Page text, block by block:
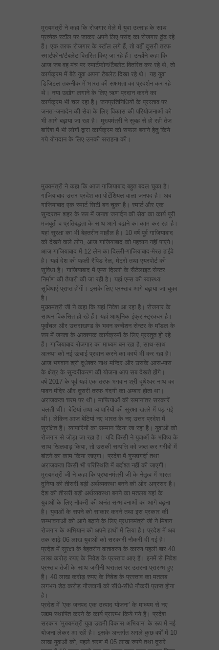
मुख्यमंत्री ने कहा कि रोजगार मेले में युवा उत्साह के साथ
प्रत्येक स्टॉल पर जाकर अपने लिए पसंद का रोजगार ढूंढ रहे
हैं। एक तरफ रोजगार के स्टॉल लगे हैं, तो वहीं दूसरी तरफ
स्मार्टफोन/टैबलेट वितरित किए जा रहे हैं। उन्होंने कहा कि
आज जब वह मंच पर स्मार्टफोन/टैबलेट वितरित कर रहे थे, तो
कार्यक्रम में बैठे युवा अपना टैबलेट दिखा रहे थे। यह युवा
डिजिटल तकनीक में भारत की सक्षमता का प्रदर्शन कर रहे
थे। नया उद्योग लगाने के लिए ऋण प्रदान करने का
कार्यक्रम भी चल रहा है। जनप्रतिनिधियों के प्रस्ताव पर
जनता-जनार्दन की सेवा के लिए विकास की परियोजनाओं को
भी आगे बढ़ाया जा रहा है। मुख्यमंत्री ने सुबह से हो रही तेज
बारिश में भी लोगों द्वारा कार्यक्रम को सफल बनाने हेतु किये
गये योगदान के लिए उनकी सराहना की।
मुख्यमंत्री ने कहा कि आज गाजियाबाद बहुत बदल चुका है।
गाजियाबाद उत्तर प्रदेश का पोटेंशियल वाला जनपद है। अब
गाजियाबाद एक स्मार्ट सिटी बन चुका है। स्मार्ट और एक
सुन्दरतम शहर के रूप में जनता जनार्दन की सेवा का कार्य पूरी
मजबूती व प्रतिबद्धता के साथ आगे बढा़ने का काम कर रहा है।
यहां सुरक्षा का भी बेहतरीन माहौल है। 10 वर्ष पूर्व गाजियाबाद
को देखने वाले लोग, आज गाजियाबाद को पहचान नहीं पाएंगे।
आज गाजियाबाद में 12 लेन का दिल्ली-गाजियाबाद-मेरठ हाईवे
है। यहां देश की पहली रैपिड रेल, मेट्रो तथा एयरपोर्ट की
सुविधा है। गाजियाबाद में एम्स दिल्ली के सैटेलाइट सेन्टर
निर्माण की तैयारी की जा रही है। यहां एम्स की स्वास्थ्य
सुविधाएं प्राप्त होंगी। इसके लिए प्रस्ताव आगे बढ़ाया जा चुका
है।
मुख्यमंत्री जी ने कहा कि यहां निवेश आ रहा है। रोजगार के
साधन विकसित हो रहे हैं। यहां आधुनिक इंफ्रास्ट्रक्चर है।
पूर्वांचल और उत्तराखण्ड के भवन कन्वेंशन सेन्टर के मॉडल के
रूप में जनता के आवश्यक कार्यक्रमों के लिए प्रस्तुत हो रहे
हैं। गाजियाबाद रोजगार का माध्यम बन रहा है, साथ-साथ
आस्था को नई ऊंचाई प्रदान करने का कार्य भी कर रहा है।
आज भगवान श्री दूधेश्वर नाथ मन्दिर और उसके आस-पास
के क्षेत्र के सुन्दरीकरण की योजना आप सब देखते होंगे।
वर्ष 2017 के पूर्व यहां एक तरफ भगवान श्री दूधेश्वर नाथ का
पावन मंदिर और दूसरी तरफ गंदगी का अम्बार होता था।
अराजकता चरम पर थी। माफियाओं की समानांतर सरकारें
चलती थीं। बेटियां तथा व्यापारियों की सुरक्षा खतरे में पड़ गई
थी। लेकिन आज बेटियां नए भारत के नए उत्तर प्रदेश में
सुरक्षित हैं। व्यापारियों का सम्मान किया जा रहा है। युवाओं को
रोजगार से जोड़ा जा रहा है। यदि किसी ने युवाओं के भविष्य के
साथ खिलवाड़ किया, तो उसकी सम्पत्ति को जब्त कर गरीबों में
बांटने का काम किया जाएगा। प्रदेश में गुण्डागर्दी तथा
अराजकता किसी भी परिस्थिति में बर्दाश्त नहीं की जाएगी।
मुख्यमंत्री जी ने कहा कि प्रधानमंत्री जी के नेतृत्व में भारत
दुनिया की तीसरी बड़ी अर्थव्यवस्था बनने की ओर अग्रसर है।
देश की तीसरी बड़ी अर्थव्यवस्था बनने का मतलब यहां के
युवाओं के लिए नौकरी की अनंत सम्भावनाओं का आगे बढ़ना
है। युवाओं के सपने को साकार करने तथा इस प्रकार की
सम्भावनाओं को आगे बढ़ाने के लिए प्रधानमंत्री जी ने मिशन
रोजगार के अभियान को अपने हाथों में लिया है। प्रदेश में अब
तक साढ़े 06 लाख युवाओं को सरकारी नौकरी दी गई है।
प्रदेश में सुरक्षा के बेहतरीन वातावरण के कारण पहली बार 40
लाख करोड़ रुपए के निवेश के प्रस्ताव आए हैं। इनमें से निवेश
प्रस्ताव तेजी के साथ जमीनी धरातल पर उतरना प्रारम्भ हुए
हैं। 40 लाख करोड़ रुपए के निवेश के प्रस्ताव का मतलब
लगभग डेढ़ करोड़ नौजवानों को सीधे-सीधे नौकरी प्राप्त होना
है।
प्रदेश में ‘एक जनपद एक उत्पाद योजना’ के माध्यम से नए
उद्यम स्थापित करने के कार्य प्रारम्भ किये गये हैं। प्रदेश
सरकार ‘मुख्यमंत्री युवा उद्यमी विकास अभियान’ के रूप में नई
योजना लेकर आ रही है। इसके अन्तर्गत अगले कुछ वर्षों में 10
लाख युवाओं को, पहले चरण में 05 लाख रुपये तथा दूसरे